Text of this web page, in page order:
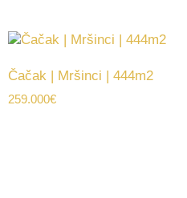
Čačak | Mršinci | 444m2
259.000€